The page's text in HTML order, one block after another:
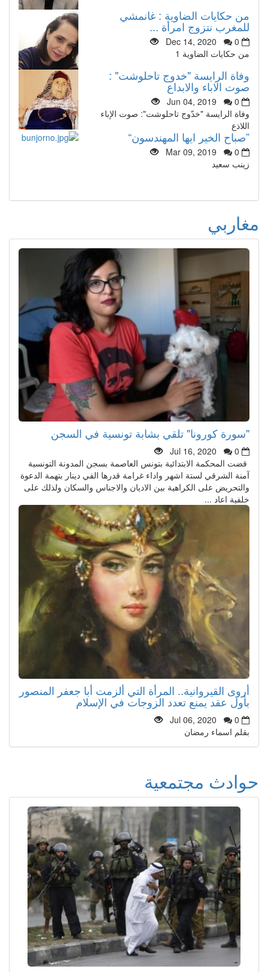
من حكايات الضاوية : غانمشي
للمغرب نتزوج امرأة ...
Dec 14, 2020
0
من حكايات الضاوية 1
وفاة الرايسة "خدوج تاحلوشت" :
صوت الاباء والابداع
Jun 04, 2019
0
وفاة الرايسة "خدّوج تاحلوشت": صوت الإباء
اللاذع
”صباح الخير ايها المهندسون“
Mar 09, 2019
0
زينب سعيد
مغاربي
"سورة كورونا" تلقي بشابة تونسية في السجن
Jul 16, 2020
0
قضت المحكمة الابتدائية بتونس العاصمة بسجن المدونة التونسية
آمنة الشرقي لستة اشهر واداء غرامة قدرها الفي دينار بتهمة الدعوة
والتحريض على الكراهية بين الاديان والاجناس والسكان ولذلك على
خلفية اعاد ...
أروى القيروانية.. المرأة التي ألزمت أبا جعفر المنصور
بأول عقد يمنع تعدد الزوجات في الإسلام
Jul 06, 2020
0
بقلم اسماء رمضان
حوادث مجتمعية